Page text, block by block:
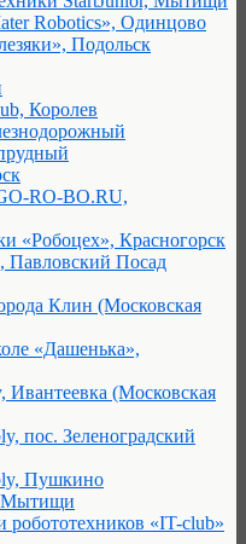
Robotics», Одинцово
Подольск
Королев
RO-BO.RU,
«Робоцех», Красногорск
Павловский Посад
Клин (Московская
«Дашенька»,
Ивантеевка (Московская
пос. Зеленоградский
Пушкино
Мытищи
«IT-club»